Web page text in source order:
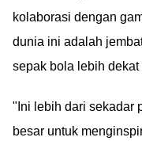
kolaborasi dengan
dunia ini adalah
sepak bola lebih
"Ini lebih dari sekadar
besar untuk